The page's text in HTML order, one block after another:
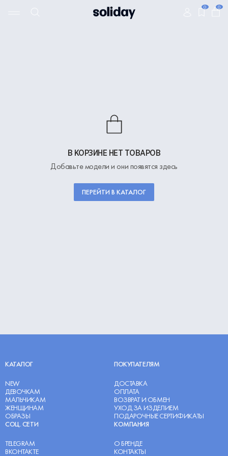
0 0
В КОРЗИНЕ НЕТ ТОВАРОВ
Добавьте модели и они появятся здесь
ПЕРЕЙТИ В КАТАЛОГ
КАТАЛОГ
NEW
ДЕВОЧКАМ
МАЛЬЧИКАМ
ЖЕНЩИНАМ
ОБРАЗЫ
ПОКУПАТЕЛЯМ
ДОСТАВКА
ОПЛАТА
ВОЗВРАТ И ОБМЕН
УХОД ЗА ИЗДЕЛИЕМ
ПОДАРОЧНЫЕ СЕРТИФИКАТЫ
СОЦ. СЕТИ
TELEGRAM
ВКОНТАКТЕ
КОМПАНИЯ
О БРЕНДЕ
КОНТАКТЫ